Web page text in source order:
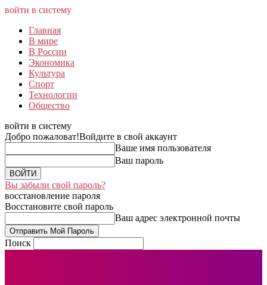
войти в систему
Главная
В мире
В России
Экономика
Культура
Спорт
Технологии
Общество
войти в систему
Добро пожаловат!Войдите в свой аккаунт
Ваше имя пользователя
Ваш пароль
Вы забыли свой пароль?
восстановление пароля
Восстановите свой пароль
Ваш адрес электронной почты
Поиск